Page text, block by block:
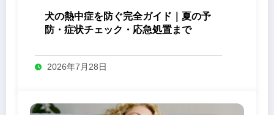
犬の熱中症を防ぐ完全ガイド｜夏の予
防・症状チェック・応急処置まで
2026年7月28日